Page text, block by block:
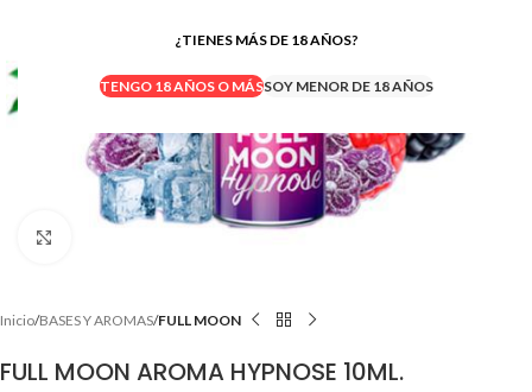
¿TIENES MÁS DE 18 AÑOS?
TENGO 18 AÑOS O MÁSSOY MENOR DE 18 AÑOS
Inicio BASES Y AROMAS FULL MOON
FULL MOON AROMA HYPNOSE 10ML.